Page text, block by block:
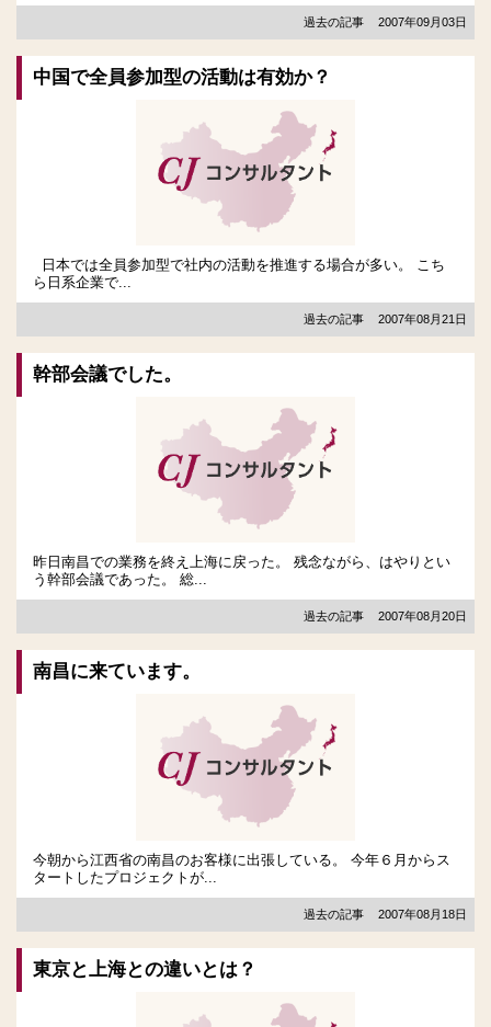
過去の記事 2007年09月03日
中国で全員参加型の活動は有効か？
日本では全員参加型で社内の活動を推進する場合が多い。 こち
ら日系企業で...
過去の記事 2007年08月21日
幹部会議でした。
昨日南昌での業務を終え上海に戻った。 残念ながら、はやりとい
う幹部会議であった。 総...
過去の記事 2007年08月20日
南昌に来ています。
今朝から江西省の南昌のお客様に出張している。 今年６月からス
タートしたプロジェクトが...
過去の記事 2007年08月18日
東京と上海との違いとは？